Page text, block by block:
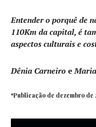
Entender o porquê de
110Km da capital, é
aspectos culturais e
Dênia Carneiro e
*Publicação de dezembro de